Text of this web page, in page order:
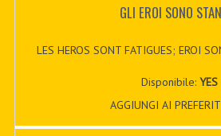
GLI EROI SONO
LES HEROS SONT FATIGUES; EROI
Disponibile: YES
AGGIUNGI AI